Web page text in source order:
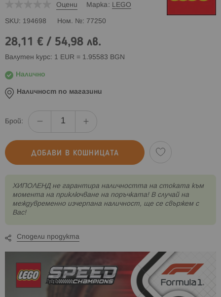
Оцени Марка LEGO
SKU 194698 Ном. № 77250
28,11 € / 54,98 лв.
Валутен курс: 1 EUR = 1.95583 BGN
Налично
Наличност по магазини
Брой:
ДОБАВИ В КОШНИЦАТА
XИПОЛЕНД не гарантира наличността на стоката към
момента на приключване на поръчката! В случай на
междувременно изчерпана наличност, ще се свържем с
Вас!
Сподели продукта